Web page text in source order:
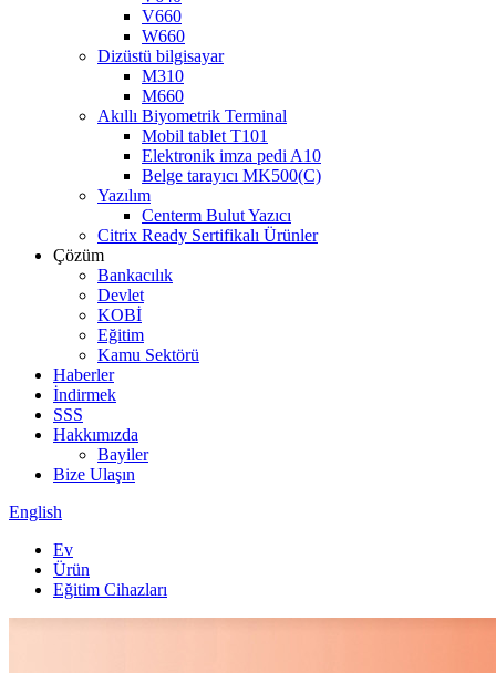
V660
W660
Dizüstü bilgisayar
M310
M660
Akıllı Biyometrik Terminal
Mobil tablet T101
Elektronik imza pedi A10
Belge tarayıcı MK500(C)
Yazılım
Centerm Bulut Yazıcı
Citrix Ready Sertifikalı Ürünler
Çözüm
Bankacılık
Devlet
KOBİ
Eğitim
Kamu Sektörü
Haberler
İndirmek
SSS
Hakkımızda
Bayiler
Bize Ulaşın
English
Ev
Ürün
Eğitim Cihazları